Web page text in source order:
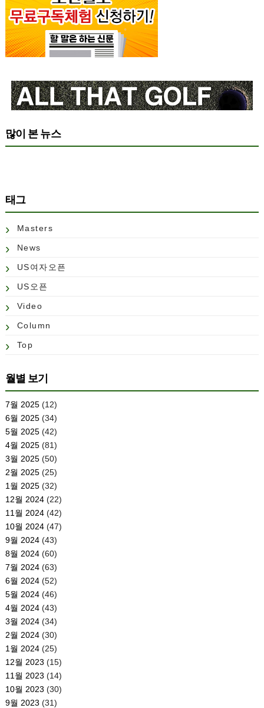
많이 본 뉴스
태그
Masters
News
US여자오픈
US오픈
Video
Column
Top
월별 보기
7월 2025(12)
6월 2025(34)
5월 2025(42)
4월 2025(81)
3월 2025(50)
2월 2025(25)
1월 2025(32)
12월 2024(22)
11월 2024(42)
10월 2024(47)
9월 2024(43)
8월 2024(60)
7월 2024(63)
6월 2024(52)
5월 2024(46)
4월 2024(43)
3월 2024(34)
2월 2024(30)
1월 2024(25)
12월 2023 (15)
11월 2023 (14)
10월 2023 (30)
9월 2023 (31)